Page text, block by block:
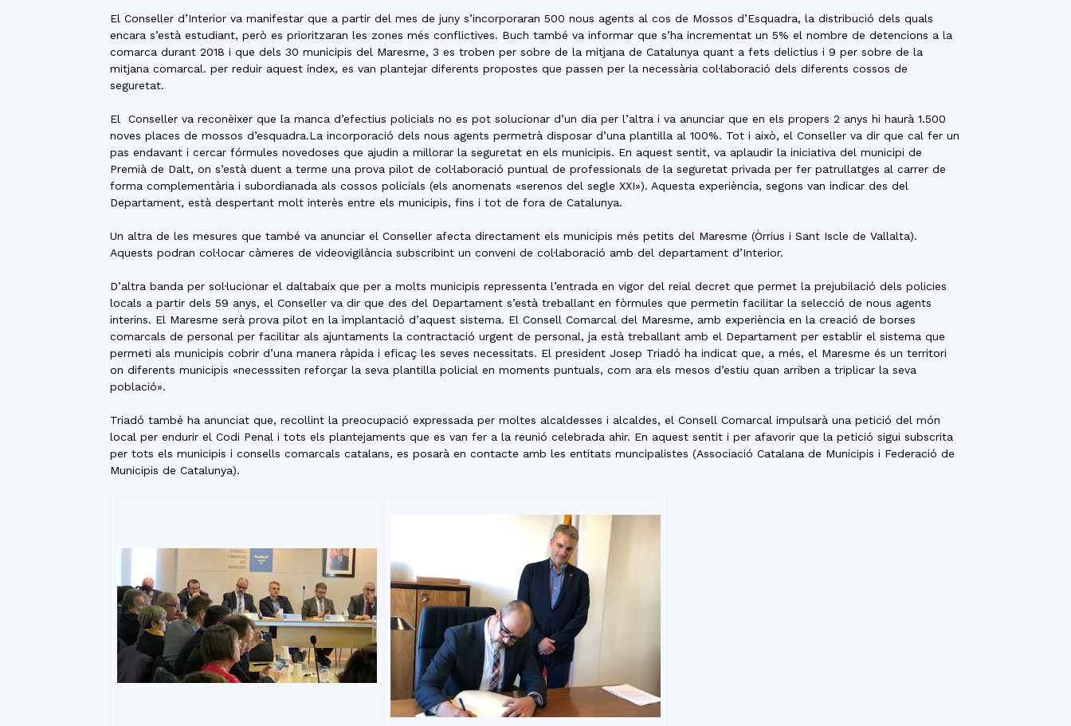
El Conseller d’Interior va manifestar que a partir del mes de juny s’incorporaran 500 nous agents al cos de Mossos d’Esquadra, la distribució dels quals
encara s’està estudiant, però es prioritzaran les zones més conflictives. Buch també va informar que s’ha incrementat un 5% el nombre de detencions a la
comarca durant 2018 i que dels 30 municipis del Maresme, 3 es troben per sobre de la mitjana de Catalunya quant a fets delictius i 9 per sobre de la
mitjana comarcal. per reduir aquest índex, es van plantejar diferents propostes que passen per la necessària col·laboració dels diferents cossos de
seguretat.
El Conseller va reconèixer que la manca d’efectius policials no es pot solucionar d’un dia per l’altra i va anunciar que en els propers 2 anys hi haurà 1.500
noves places de mossos d’esquadra.La incorporació dels nous agents permetrà disposar d’una plantilla al 100%. Tot i això, el Conseller va dir que cal fer un
pas endavant i cercar fórmules novedoses que ajudin a millorar la seguretat en els municipis. En aquest sentit, va aplaudir la iniciativa del municipi de
Premià de Dalt, on s’està duent a terme una prova pilot de col·laboració puntual de professionals de la seguretat privada per fer patrullatges al carrer de
forma complementària i subordianada als cossos policials (els anomenats «serenos del segle XXI»). Aquesta experiència, segons van indicar des del
Departament, està despertant molt interès entre els municipis, fins i tot de fora de Catalunya.
Un altra de les mesures que també va anunciar el Conseller afecta directament els municipis més petits del Maresme (Òrrius i Sant Iscle de Vallalta).
Aquests podran col·locar càmeres de videovigilància subscribint un conveni de col·laboració amb del departament d’Interior.
D’altra banda per sol·lucionar el daltabaix que per a molts municipis repressenta l’entrada en vigor del reial decret que permet la prejubilació dels policies
locals a partir dels 59 anys, el Conseller va dir que des del Departament s’està treballant en fòrmules que permetin facilitar la selecció de nous agents
interins. El Maresme serà prova pilot en la implantació d’aquest sistema. El Consell Comarcal del Maresme, amb experiència en la creació de borses
comarcals de personal per facilitar als ajuntaments la contractació urgent de personal, ja està treballant amb el Departament per establir el sistema que
permeti als municipis cobrir d’una manera ràpida i eficaç les seves necessitats. El president Josep Triadó ha indicat que, a més, el Maresme és un territori
on diferents municipis «necesssiten reforçar la seva plantilla policial en moments puntuals, com ara els mesos d’estiu quan arriben a triplicar la seva
població».
Triadó també ha anunciat que, recollint la preocupació expressada per moltes alcaldesses i alcaldes, el Consell Comarcal impulsarà una petició del món
local per endurir el Codi Penal i tots els plantejaments que es van fer a la reunió celebrada ahir. En aquest sentit i per afavorir que la petició sigui subscrita
per tots els municipis i consells comarcals catalans, es posarà en contacte amb les entitats muncipalistes (Associació Catalana de Municipis i Federació de
Municipis de Catalunya).